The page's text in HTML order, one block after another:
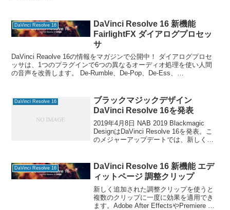
DaVinci Resolve 16
DaVinci Resolve 16 新機能
FairlightFX ダイアログプロセッ
サ
DaVinci Reaolve 16の情報をマガジンで公開中！ ダイアログプロセ
ッサは、1つのプラグインで6つの異なるオーディオ処理を使い人間
の音声を改善します。 De-Rumble、De-Pop、De-Ess、
DaVinci Resolve 16
ブラックマジックデザイン
DaVinci Resolve 16を発表
2019年4月8日 NAB 2019 Blackmagic
DesignはDaVinci Resolve 16を発表。こ
のメジャーアップデートでは、新しく
DaVinci Resolve 16
DaVinci Resolve 16 新機能 エデ
ィットページ 調整クリップ
新しく追加された調整クリップを使うと
複数のクリップに一度に効果を適用でき
ます。Adobe After EffectsやPremiere Pro